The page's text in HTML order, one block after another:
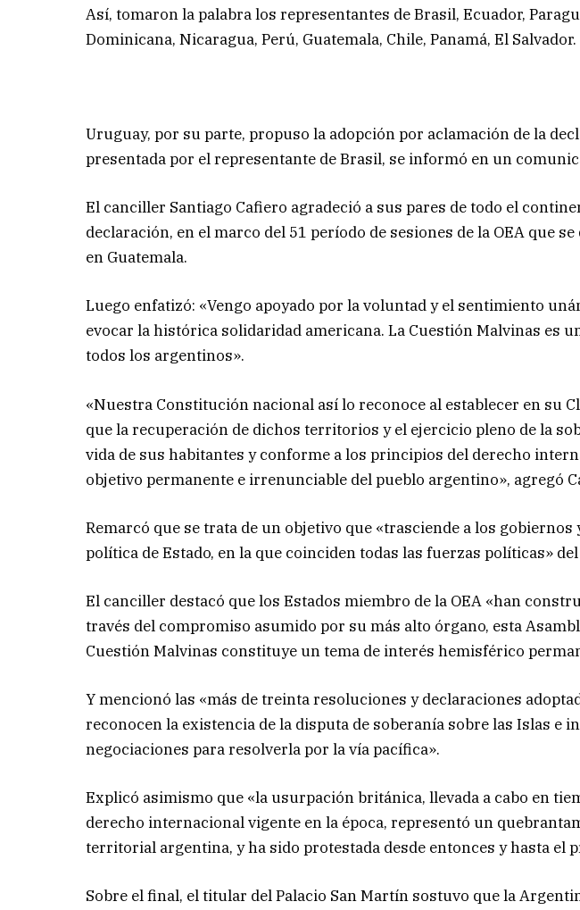
Así, tomaron la palabra los representantes de Brasil, Ecuador,
Dominicana, Nicaragua, Perú, Guatemala, Chile, Panamá, El Salvador.
Uruguay, por su parte, propuso la adopción por aclamación de la
presentada por el representante de Brasil, se informó en un
El canciller Santiago Cafiero agradeció a sus pares de todo el
declaración, en el marco del 51 período de sesiones de la OEA que
en Guatemala.
Luego enfatizó: «Vengo apoyado por la voluntad y el sentimiento
evocar la histórica solidaridad americana. La Cuestión Malvinas es
todos los argentinos».
«Nuestra Constitución nacional así lo reconoce al establecer en su
que la recuperación de dichos territorios y el ejercicio pleno de la
vida de sus habitantes y conforme a los principios del derecho
objetivo permanente e irrenunciable del pueblo argentino», agregó
Remarcó que se trata de un objetivo que «trasciende a los
política de Estado, en la que coinciden todas las fuerzas políticas»
El canciller destacó que los Estados miembro de la OEA «han
través del compromiso asumido por su más alto órgano, esta
Cuestión Malvinas constituye un tema de interés hemisférico
Y mencionó las «más de treinta resoluciones y declaraciones
reconocen la existencia de la disputa de soberanía sobre las Islas e
negociaciones para resolverla por la vía pacífica».
Explicó asimismo que «la usurpación británica, llevada a cabo en
derecho internacional vigente en la época, representó un
territorial argentina, y ha sido protestada desde entonces y hasta el
Sobre el final, el titular del Palacio San Martín sostuvo que la